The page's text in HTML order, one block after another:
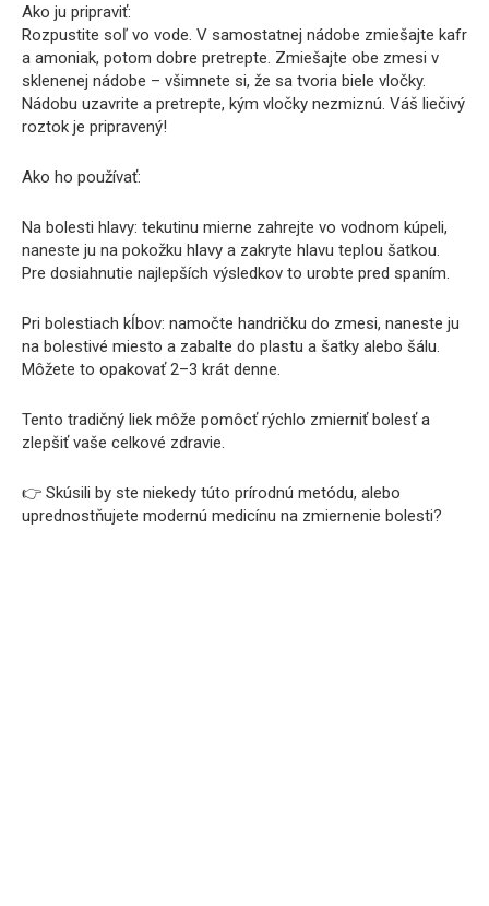
Ako ju pripraviť:
Rozpustite soľ vo vode. V samostatnej nádobe zmiešajte kafr
a amoniak, potom dobre pretrepte. Zmiešajte obe zmesi v
sklenenej nádobe – všimnete si, že sa tvoria biele vločky.
Nádobu uzavrite a pretrepte, kým vločky nezmiznú. Váš liečivý
roztok je pripravený!
Ako ho používať:
Na bolesti hlavy: tekutinu mierne zahrejte vo vodnom kúpeli,
naneste ju na pokožku hlavy a zakryte hlavu teplou šatkou.
Pre dosiahnutie najlepších výsledkov to urobte pred spaním.
Pri bolestiach kĺbov: namočte handričku do zmesi, naneste ju
na bolestivé miesto a zabalte do plastu a šatky alebo šálu.
Môžete to opakovať 2–3 krát denne.
Tento tradičný liek môže pomôcť rýchlo zmierniť bolesť a
zlepšiť vaše celkové zdravie.
👉 Skúsili by ste niekedy túto prírodnú metódu, alebo
uprednostňujete modernú medicínu na zmiernenie bolesti?